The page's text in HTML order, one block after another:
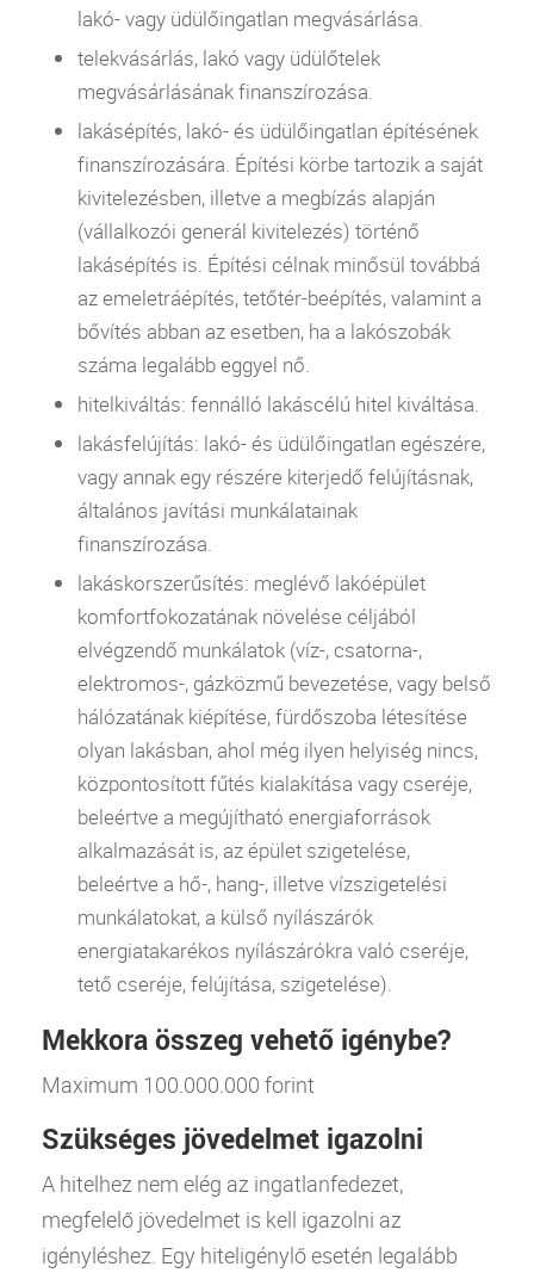
lakó- vagy üdülőingatlan megvásárlása.
telekvásárlás, lakó vagy üdülőtelek
megvásárlásának finanszírozása.
lakásépítés, lakó- és üdülőingatlan építésének
finanszírozására. Építési körbe tartozik a saját
kivitelezésben, illetve a megbízás alapján
(vállalkozói generál kivitelezés) történő
lakásépítés is. Építési célnak minősül továbbá
az emeletráépítés, tetőtér-beépítés, valamint a
bővítés abban az esetben, ha a lakószobák
száma legalább eggyel nő.
hitelkiváltás: fennálló lakáscélú hitel kiváltása.
lakásfelújítás: lakó- és üdülőingatlan egészére,
vagy annak egy részére kiterjedő felújításnak,
általános javítási munkálatainak
finanszírozása.
lakáskorszerűsítés: meglévő lakóépület
komfortfokozatának növelése céljából
elvégzendő munkálatok (víz-, csatorna-,
elektromos-, gázközmű bevezetése, vagy belső
hálózatának kiépítése, fürdőszoba létesítése
olyan lakásban, ahol még ilyen helyiség nincs,
központosított fűtés kialakítása vagy cseréje,
beleértve a megújítható energiaforrások
alkalmazását is, az épület szigetelése,
beleértve a hő-, hang-, illetve vízszigetelési
munkálatokat, a külső nyílászárók
energiatakarékos nyílászárókra való cseréje,
tető cseréje, felújítása, szigetelése).
Mekkora összeg vehető igénybe?
Maximum 100.000.000 forint
Szükséges jövedelmet igazolni
A hitelhez nem elég az ingatlanfedezet,
megfelelő jövedelmet is kell igazolni az
igényléshez. Egy hiteligénylő esetén legalább